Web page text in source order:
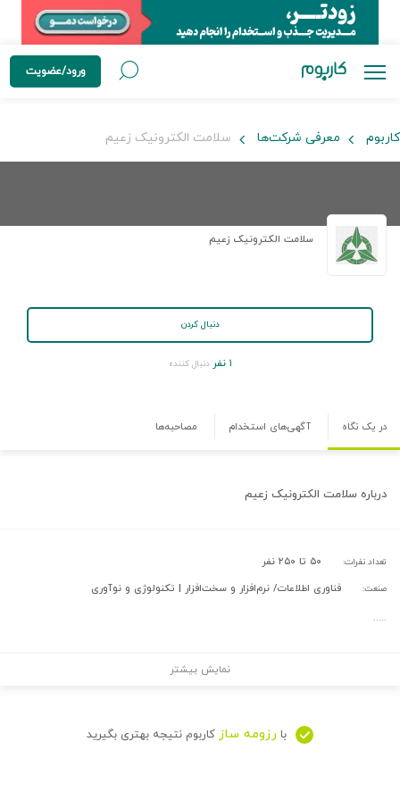
ورود/عضویت
کاربوم معرفی شرکت‌ها سلامت الکترونیک زعیم
سلامت الکترونیک زعیم
دنبال کردن
۱ نفر دنبال کننده
در یک نگاه آگهی‌های استخدام مصاحبه‌ها
درباره سلامت الکترونیک زعیم
تعداد نفرات: ۵۰ تا ۲۵۰ نفر
صنعت: فناوری اطلاعات/ نرم‌افزار و سخت‌افزار | تکنولوژی و نوآوری
.....
نمایش بیشتر
با رزومه ساز کاربوم نتیجه بهتری بگیرید